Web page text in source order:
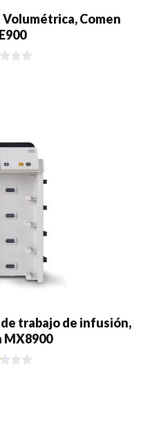
Comen
trabajo de infusión,
MX8900